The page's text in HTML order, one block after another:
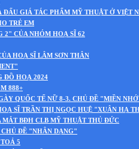
ĐẤU GIÁ TÁC PHẨM MỸ THUẬT Ở VIỆT
TRẺ EM
2" CỦA NHÓM HOẠ SĨ 62
HOẠ SĨ LÂM SƠN THÂN
ĐỒ HOẠ 2024
888+
QUỐC TẾ NỮ 8-3. CHỦ ĐỀ "MIỀN
SĨ TRẦN THỊ NGỌC HUỆ "XUÂN HẠ
MẮT BĐH CLB MỸ THUẬT THỦ ĐỨC
ĐỀ "NHÂN DẠNG"
5